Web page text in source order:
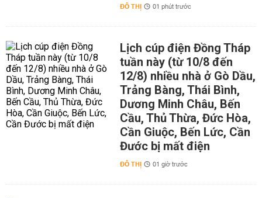
ĐÔ THỊ 01 phút trước
Lịch cúp điện Đồng Tháp
tuần này (từ 10/8 đến
12/8) nhiều nhà ở Gò Dầu,
Trảng Bàng, Thái Bình,
Dương Minh Châu, Bến
Cầu, Thủ Thừa, Đức Hòa,
Cần Giuộc, Bến Lức, Cần
Đước bị mất điện
ĐÔ THỊ 01 giờ trước